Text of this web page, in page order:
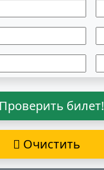
Проверить билет!
Очистить